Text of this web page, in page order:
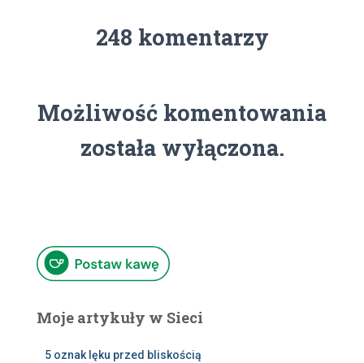
248 komentarzy
Możliwość komentowania
została wyłączona.
Moje artykuły w Sieci
5 oznak lęku przed bliskością